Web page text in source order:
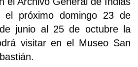
el próximo domingo 23 de
junio al 25 de octubre la
visitar en el Museo San